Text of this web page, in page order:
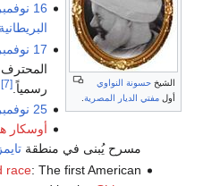
الشيخ حسونة النواوي
أول مفتي الديار المصرية
16 نوفمبر
البريطانية
17 نوفمبر
رسمياً. [7]
25 نوفمبر
أوسكار
مسرح يُبنى في منطقة
race: The first American